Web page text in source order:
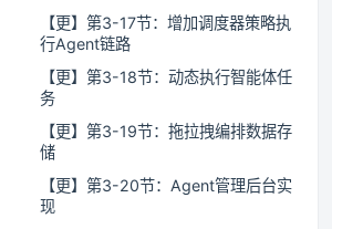
【更】第3-17节：增加调度器策略执
行Agent链路
【更】第3-18节：动态执行智能体任
务
【更】第3-19节：拖拉拽编排数据存
储
【更】第3-20节：Agent管理后台实
现